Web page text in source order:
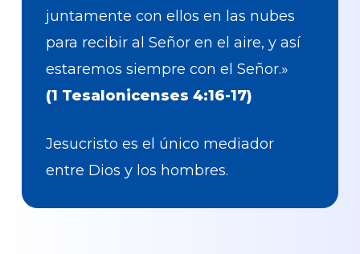
juntamente con ellos en las nubes
para recibir al Señor en el aire, y así
estaremos siempre con el Señor.»
(1 Tesalonicenses 4:16-17)
Jesucristo es el único mediador
entre Dios y los hombres.